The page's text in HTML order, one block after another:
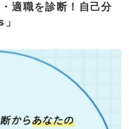
適職を診断！自己分